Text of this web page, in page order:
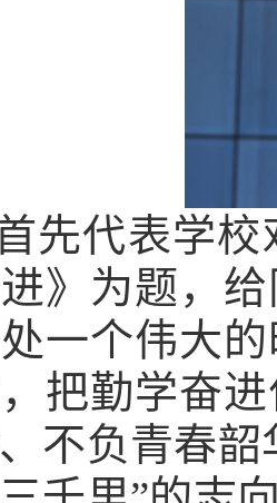
先代表学
》为题，
一个伟大
把勤学奋
不负青春